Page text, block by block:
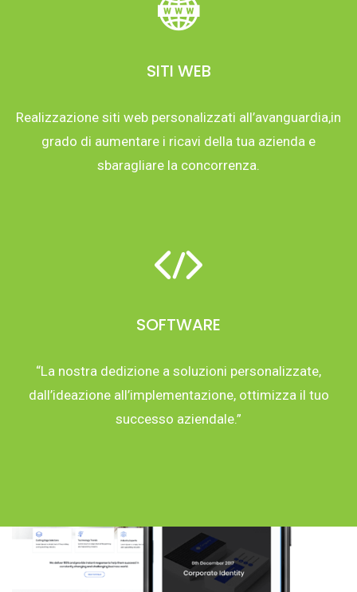
SITI WEB
Realizzazione siti web personalizzati all’avanguardia,in
grado di aumentare i ricavi della tua azienda e
sbaragliare la concorrenza.
SOFTWARE
“La nostra dedizione a soluzioni personalizzate,
dall’ideazione all’implementazione, ottimizza il tuo
successo aziendale.”